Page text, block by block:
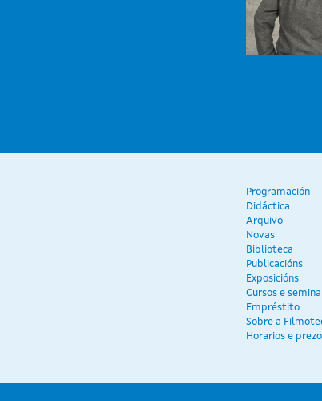
Programación
Didáctica
Arquivo
Novas
Biblioteca
Publicacións
Exposicións
Cursos e
Empréstito
Sobre a
Horarios e